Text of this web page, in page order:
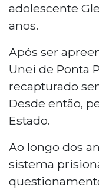
adolescente
anos.
Após ser
Unei de Ponta
recapturado
Desde então,
Estado.
Ao longo dos
sistema